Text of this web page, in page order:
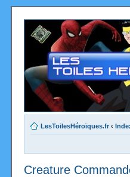
LesToilesHéroïques.fr ‹
Creature